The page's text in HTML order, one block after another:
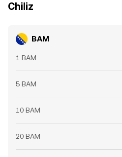
Chiliz
BAM
1 BAM
5 BAM
10 BAM
20 BAM